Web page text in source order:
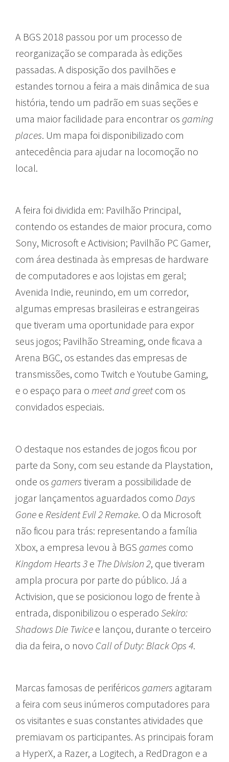
A BGS 2018 passou por um processo de
reorganização se comparada às edições
passadas. A disposição dos pavilhões e
estandes tornou a feira a mais dinâmica de sua
história, tendo um padrão em suas seções e
uma maior facilidade para encontrar os gaming
places. Um mapa foi disponibilizado com
antecedência para ajudar na locomoção no
local.
A feira foi dividida em: Pavilhão Principal,
contendo os estandes de maior procura, como
Sony, Microsoft e Activision; Pavilhão PC Gamer,
com área destinada às empresas de hardware
de computadores e aos lojistas em geral;
Avenida Indie, reunindo, em um corredor,
algumas empresas brasileiras e estrangeiras
que tiveram uma oportunidade para expor
seus jogos; Pavilhão Streaming, onde ficava a
Arena BGC, os estandes das empresas de
transmissões, como Twitch e Youtube Gaming,
e o espaço para o meet and greetcom os
convidados especiais.
O destaque nos estandes de jogos ficou por
parte da Sony, com seu estande da Playstation,
onde os gamers tiveram a possibilidade de
jogar lançamentos aguardados como Days
Gone e Resident Evil 2 Remake. O da Microsoft
não ficou para trás: representando a família
Xbox, a empresa levou à BGS games como
Kingdom Hearts 3 e The Division 2, que tiveram
ampla procura por parte do público. Já a
Activision, que se posicionou logo de frente à
entrada, disponibilizou o esperado Sekiro:
Shadows Die Twice e lançou, durante o terceiro
dia da feira, o novo Call of Duty: Black Ops 4.
Marcas famosas de periféricos gamers agitaram
a feira com seus inúmeros computadores para
os visitantes e suas constantes atividades que
premiavam os participantes. As principais foram
a HyperX, a Razer, a Logitech, a RedDragon e a